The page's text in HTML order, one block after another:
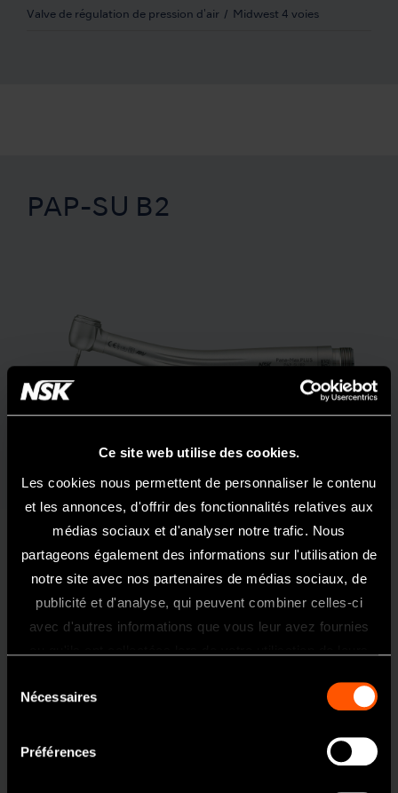
Ce site web utilise des cookies.
Les cookies nous permettent de personnaliser le contenu
et les annonces, d'offrir des fonctionnalités relatives aux
médias sociaux et d'analyser notre trafic. Nous
partageons également des informations sur l'utilisation de
notre site avec nos partenaires de médias sociaux, de
publicité et d'analyse, qui peuvent combiner celles-ci
avec d'autres informations que vous leur avez fournies
Nécessaires
Préférences
Bienvenue Sur Le Site NSK France
Valve de régulation de pression d'air Midwest 4 voies
PAP-SU B2
MODÈLE:
PAP-SU B2
RÉFÉRENCE:
P1024
Spécificités
Tête
Vitesse